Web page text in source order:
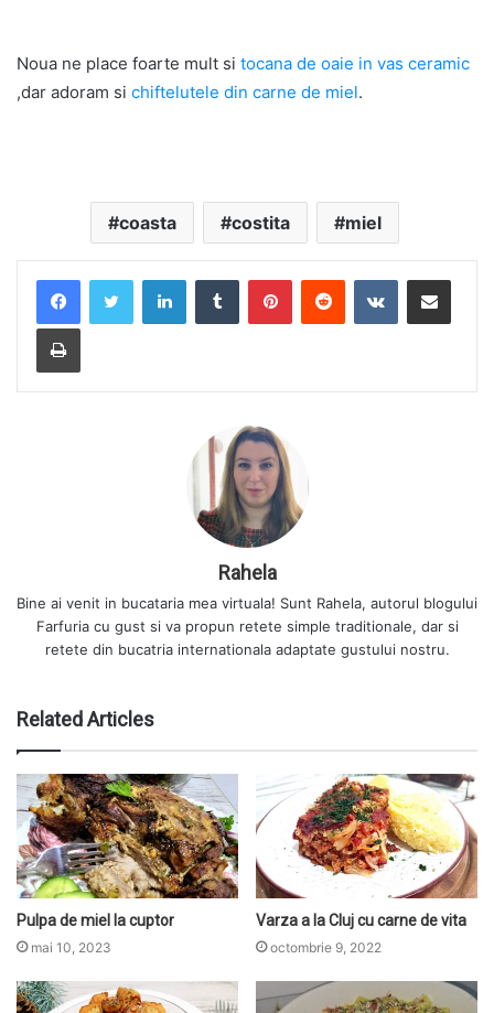
Noua ne place foarte mult si tocana de oaie in vas ceramic
,dar adoram si chiftelutele din carne de miel.
coasta costita miel
Rahela
Bine ai venit in bucataria mea virtuala! Sunt Rahela, autorul blogului
Farfuria cu gust si va propun retete simple traditionale, dar si
retete din bucatria internationala adaptate gustului nostru.
Related Articles
Pulpa de miel la cuptor
mai 10, 2023
Varza a la Cluj cu carne de vita
octombrie 9, 2022